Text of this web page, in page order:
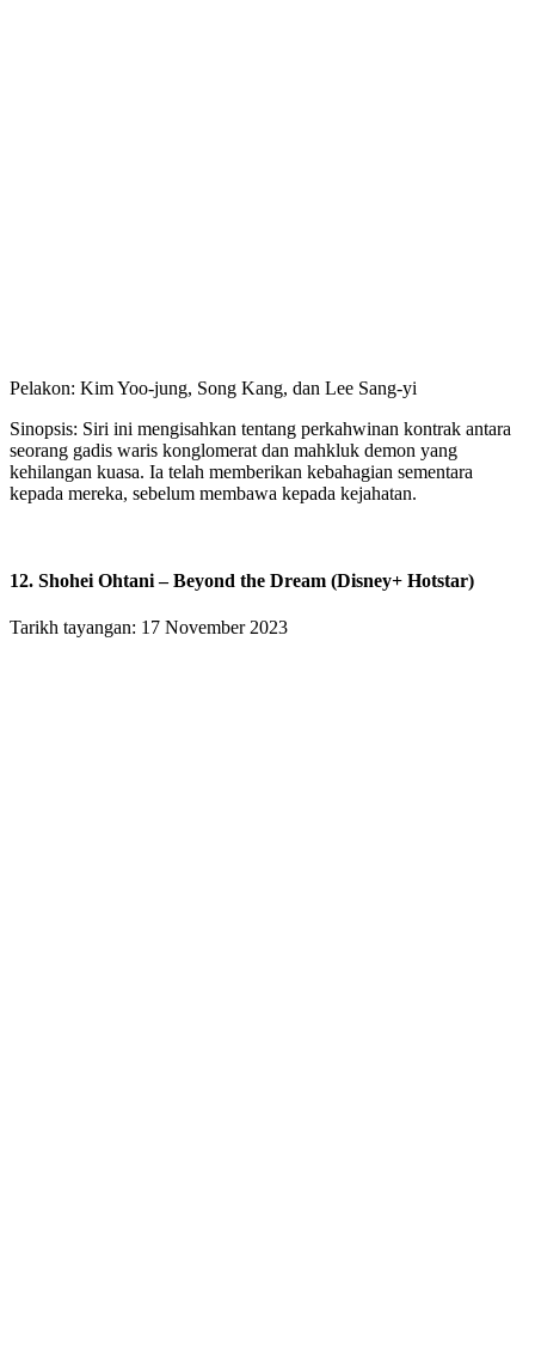
Pelakon: Kim Yoo-jung, Song Kang, dan Lee Sang-yi
Sinopsis: Siri ini mengisahkan tentang perkahwinan kontrak antara
seorang gadis waris konglomerat dan mahkluk demon yang
kehilangan kuasa. Ia telah memberikan kebahagian sementara
kepada mereka, sebelum membawa kepada kejahatan.
12. Shohei Ohtani – Beyond the Dream (Disney+ Hotstar)
Tarikh tayangan: 17 November 2023